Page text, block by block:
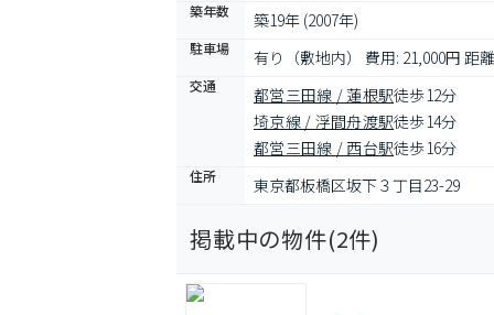
築年数 築19年 (2007年)
駐車場 有り（敷地内） 費用: 21,000円 距
交通 都営三田線 / 蓮根駅徒歩12分
埼京線 / 浮間舟渡駅徒歩14分
都営三田線 / 西台駅徒歩16分
住所 東京都板橋区坂下３丁目23-29
掲載中の物件(2件)